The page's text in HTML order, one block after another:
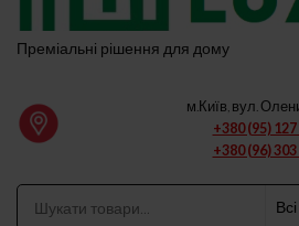
Преміальні рішення для дому
м.Київ, вул.
+380 (95) 127
+380 (96) 303